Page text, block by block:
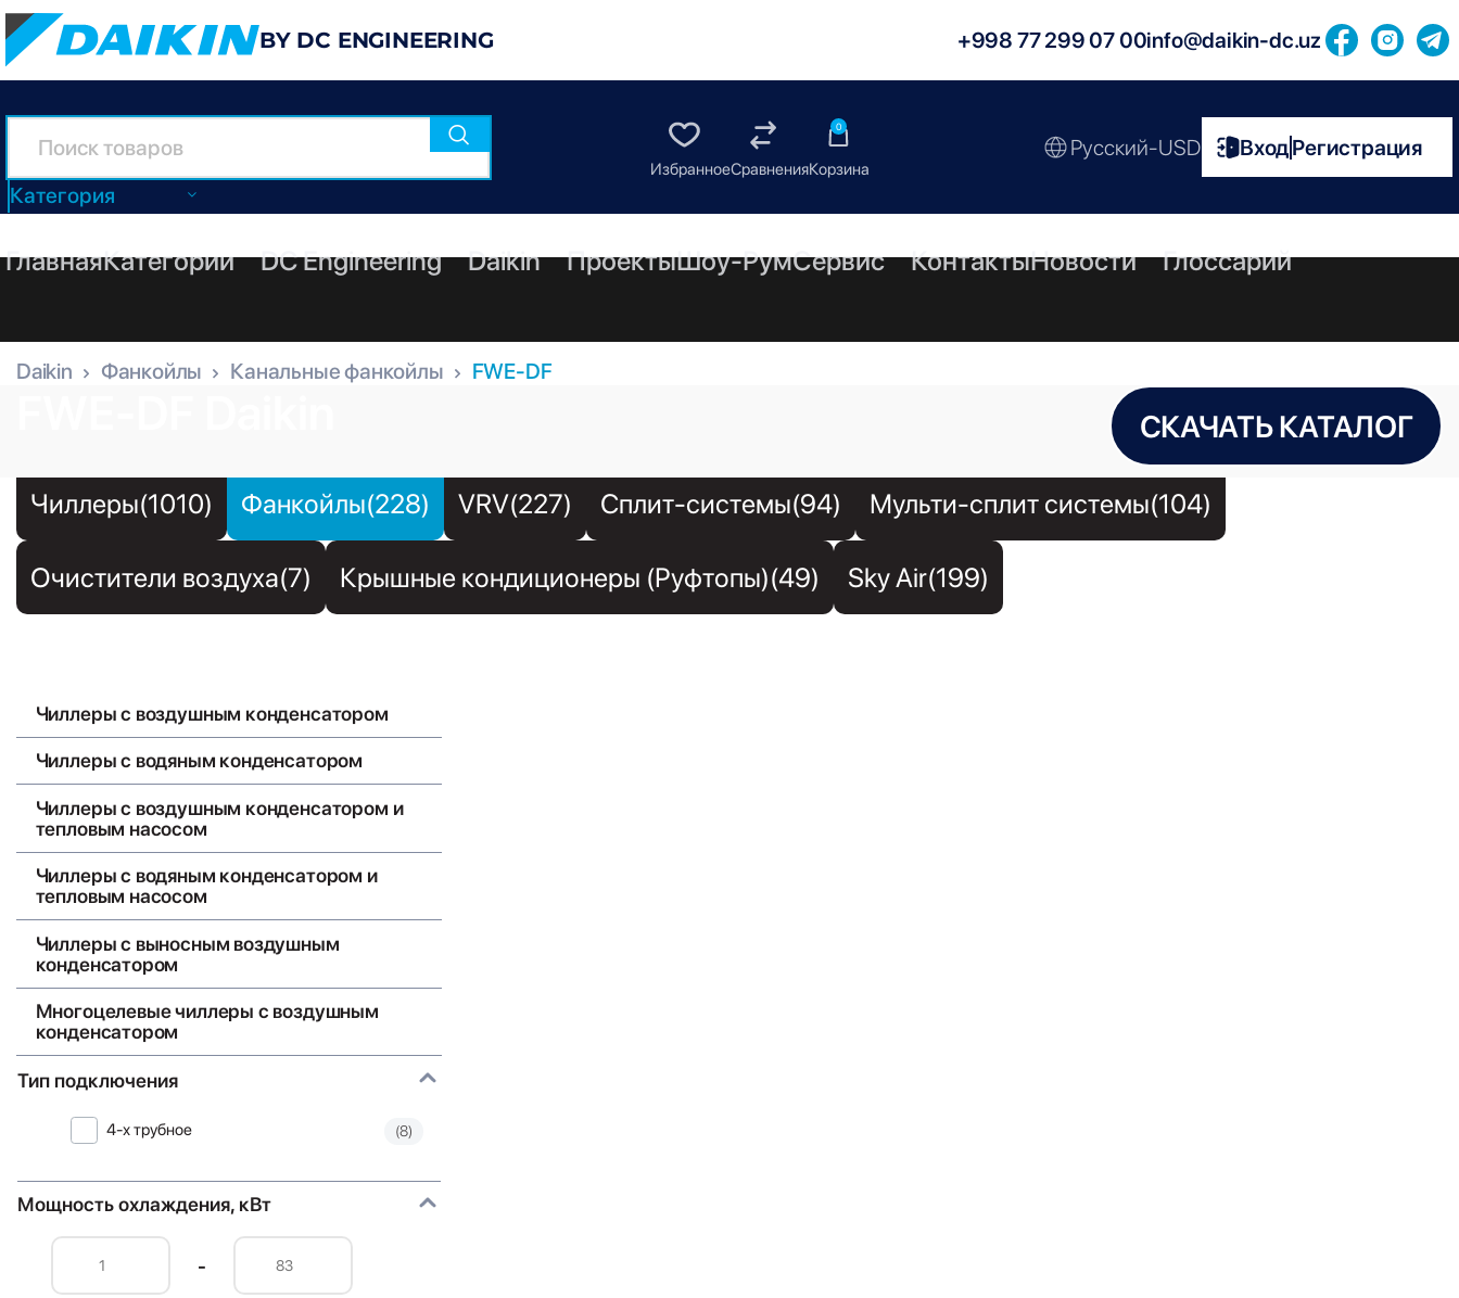
BY DC ENGINEERING +998 77 299 07 00info@daikin-dc.uz
Категория
0
Русский-USD ВходРегистрация
ГлавнаяКатегории DC Engineering Daikin ПроектыШоу-РумСервис КонтактыНовости Глоссарий
Daikin Фанкойлы Канальные фанкойлы FWE-DF
СКАЧАТЬ КАТАЛОГ
Чиллеры(1010) Фанкойлы(228) VRV(227) Сплит-системы(94) Мульти-сплит системы(104)
Очистители воздуха(7) Крышные кондиционеры (Руфтопы)(49) Sky Air(199)
Чиллеры с воздушным конденсатором
Чиллеры с водяным конденсатором
Чиллеры с воздушным конденсатором и
тепловым насосом
Чиллеры с водяным конденсатором и
тепловым насосом
Чиллеры с выносным воздушным
конденсатором
Многоцелевые чиллеры с воздушным
конденсатором
Тип подключения
4-х трубное (8)
Мощность охлаждения, кВт
-